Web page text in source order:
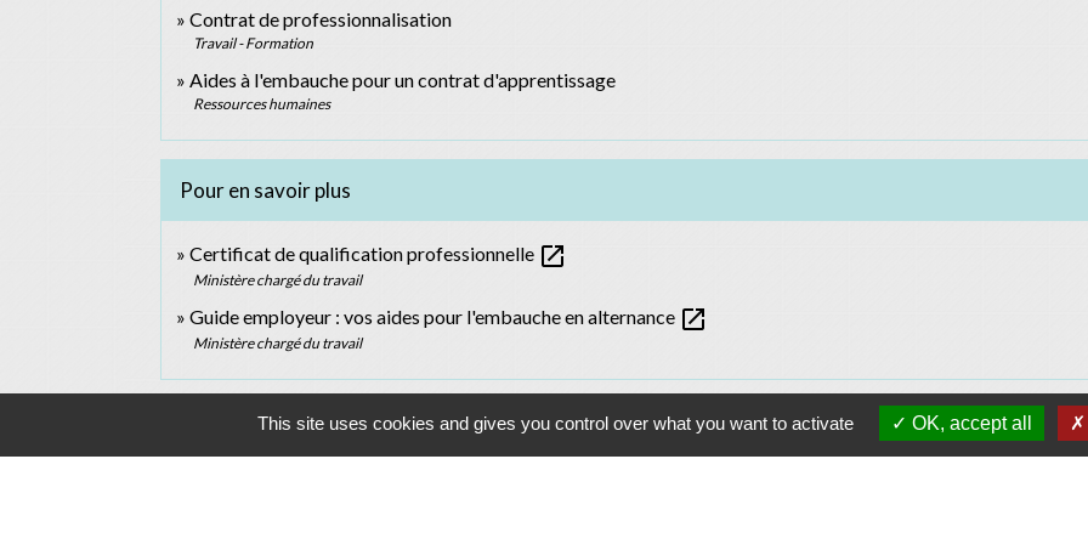
Contrat de professionnalisation
Travail - Formation
Aides à l'embauche pour un contrat d'apprentissage
Ressources humaines
Pour en savoir plus
Certificat de qualification professionnelle open_in_new
Ministère chargé du travail
Guide employeur : vos aides pour l'embauche en alternance open_in_new
Ministère chargé du travail
This site uses cookies and gives you control over what you want to activate OK, accept all